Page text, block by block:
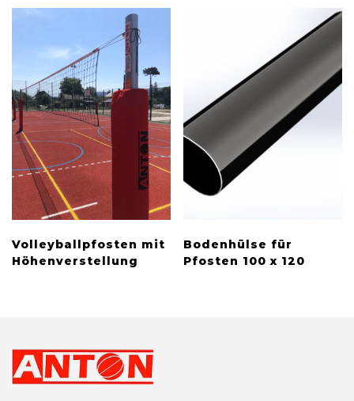
Volleyballpfosten mit
Höhenverstellung
Bodenhülse für
Pfosten 100 x 120